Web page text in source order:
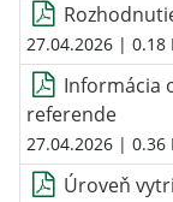
27.04.2026 | 0.18
Informácia
referende
27.04.2026 | 0.36
Úroveň